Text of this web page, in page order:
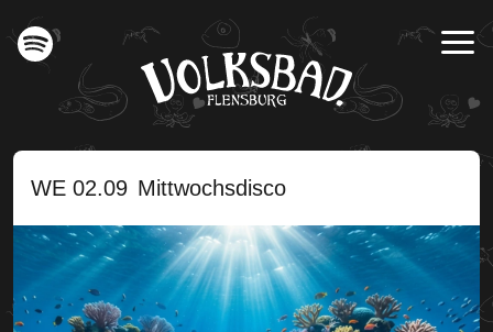
WE 02.09 Mittwochsdisco